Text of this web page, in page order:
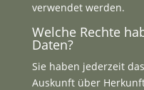
verwendet werden.
Welche Rechte
Daten?
Sie haben jederzeit
Auskunft über